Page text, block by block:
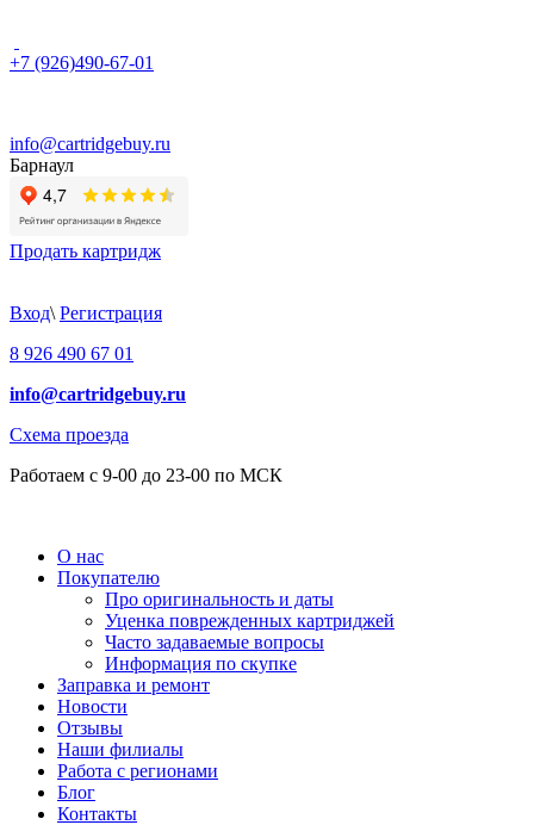
+7 (926)490-67-01
info@cartridgebuy.ru
Барнаул
Продать картридж
Вход\ Регистрация
8 926 490 67 01
info@cartridgebuy.ru
Схема проезда
Работаем с 9-00 до 23-00 по МСК
О нас
Покупателю
Про оригинальность и даты
Уценка поврежденных картриджей
Часто задаваемые вопросы
Информация по скупке
Заправка и ремонт
Новости
Отзывы
Наши филиалы
Работа с регионами
Блог
Контакты